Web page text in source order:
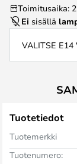
Toimitusaika:
Ei sisällä
VALITSE E14
Tuotetiedot
Tuotemerkki
Tuotenumero: